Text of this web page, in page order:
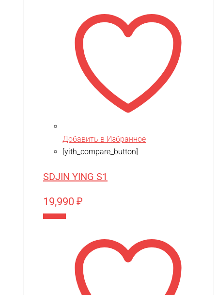
Добавить в Избранное
[yith_compare_button]
SDJIN YING S1
19,990 ₽